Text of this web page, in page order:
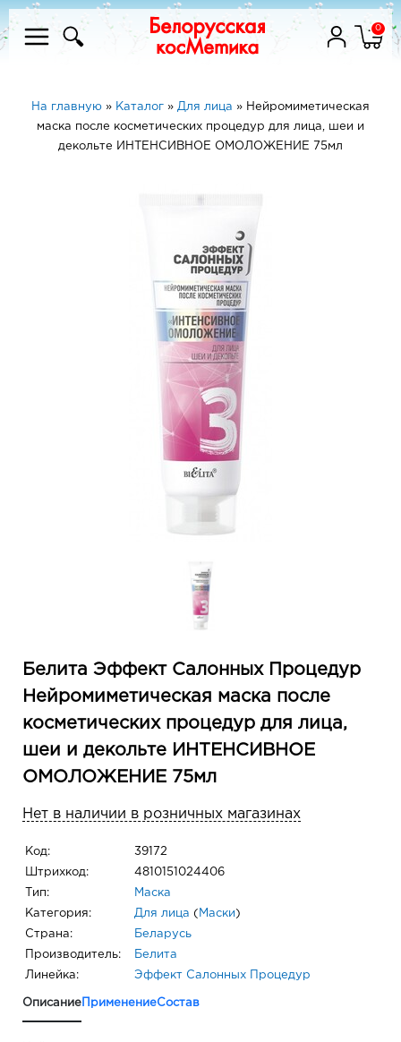
0
На главную » Каталог » Для лица » Нейромиметическая
маска после косметических процедур для лица, шеи и
декольте ИНТЕНСИВНОЕ ОМОЛОЖЕНИЕ 75мл
Белита Эффект Салонных Процедур
Нейромиметическая маска после
косметических процедур для лица,
шеи и декольте ИНТЕНСИВНОЕ
ОМОЛОЖЕНИЕ 75мл
Нет в наличии в розничных магазинах
Код: 39172
Штрихкод: 4810151024406
Тип: Маска
Категория: Для лица ( Маски )
Страна: Беларусь
Производитель: Белита
Линейка: Эффект Салонных Процедур
Описание ПрименениеСостав